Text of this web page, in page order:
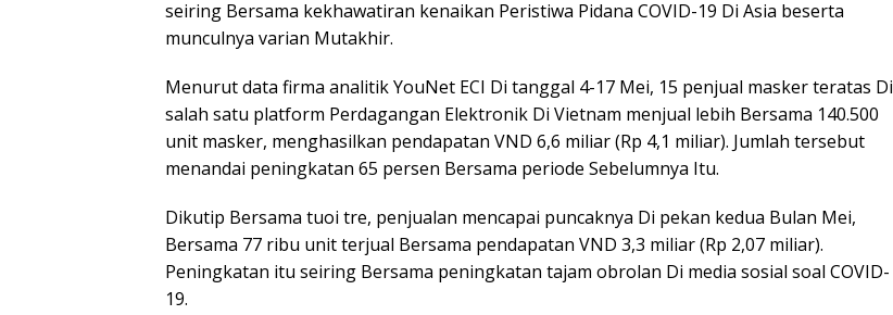
seiring Bersama kekhawatiran kenaikan Peristiwa Pidana COVID-19 Di Asia beserta
munculnya varian Mutakhir.
Menurut data firma analitik YouNet ECI Di tanggal 4-17 Mei, 15 penjual masker teratas Di
salah satu platform Perdagangan Elektronik Di Vietnam menjual lebih Bersama 140.500
unit masker, menghasilkan pendapatan VND 6,6 miliar (Rp 4,1 miliar). Jumlah tersebut
menandai peningkatan 65 persen Bersama periode Sebelumnya Itu.
Dikutip Bersama tuoi tre, penjualan mencapai puncaknya Di pekan kedua Bulan Mei,
Bersama 77 ribu unit terjual Bersama pendapatan VND 3,3 miliar (Rp 2,07 miliar).
Peningkatan itu seiring Bersama peningkatan tajam obrolan Di media sosial soal COVID-
19.